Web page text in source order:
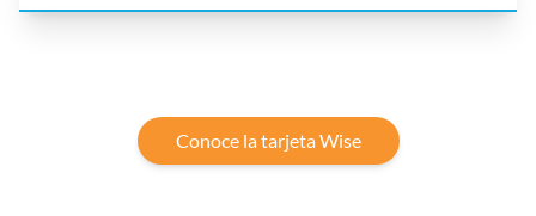
Conoce la tarjeta Wise